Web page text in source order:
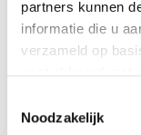
partners kunnen
informatie die u
verzameld op
Noodzakelijk
vanaf woensdag 3
Museum van de